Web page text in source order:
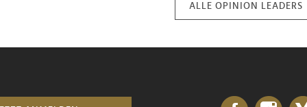
ALLE OPINION LEADERS